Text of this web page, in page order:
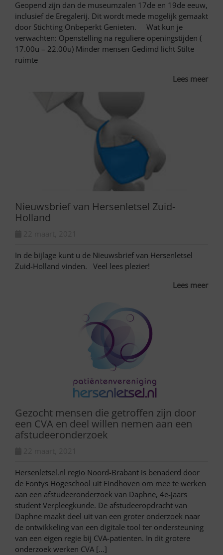
Geopend zijn dan de museumzalen 17de en 19de eeuw,
inclusief de Eregalerij. Dit wordt mede mogelijk gemaakt
door Stichting Onbeperkt Genieten. Wat kun je
verwachten: Openstelling na reguliere openingstijden (
17.00u – 22.00u) Minder mensen Gedimd licht Stilte
ruimte
Lees meer
Nieuwsbrief van Hersenletsel Zuid-
Holland
In de bijlage kunt u de Nieuwsbrief van Hersenletsel
Zuid-Holland vinden. Veel lees plezier!
Lees meer
Gezocht mensen die getroffen zijn door
een CVA en deel willen nemen aan een
afstudeeronderzoek
Hersenletsel.nl regio Noord-Brabant is benaderd door
de Fontys Hogeschool uit Eindhoven om mee te werken
aan een afstudeeronderzoek van Daphne, 4e-jaars
student Verpleegkunde. De afstudeeropdracht van
Daphne maakt deel uit van een groter onderzoek naar
de ontwikkeling van een digitale tool ter ondersteuning
van een eigen regie bij CVA-patienten. In dit grotere
onderzoek werken CVA […]